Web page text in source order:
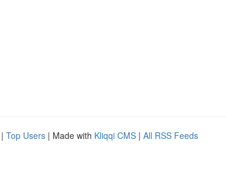
| Top Users | Made with Kliqqi CMS | All RSS Feeds